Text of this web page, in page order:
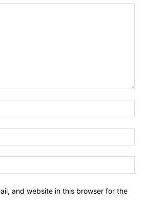
and website in this browser for the